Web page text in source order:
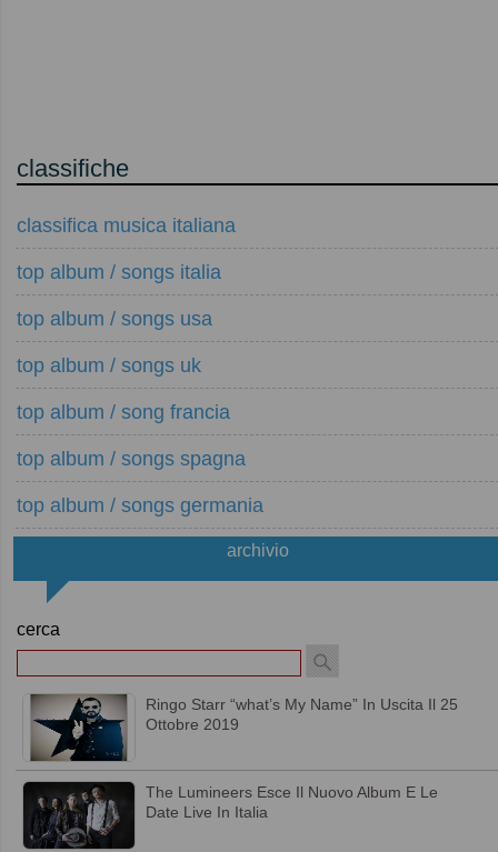
classifiche
classifica musica italiana
top album / songs italia
top album / songs usa
top album / songs uk
top album / song francia
top album / songs spagna
top album / songs germania
archivio
cerca
Ringo Starr “what’s My Name” In Uscita Il 25
Ottobre 2019
The Lumineers Esce Il Nuovo Album E Le
Date Live In Italia